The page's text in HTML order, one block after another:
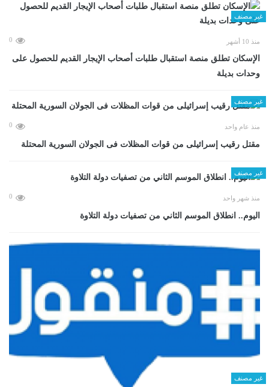
غير مصنف
منذ 10 أشهر 0
الإسكان تطلق منصة استقبال طلبات أصحاب الإيجار القديم للحصول على
وحدات بديلة
غير مصنف
منذ عام واحد 0
مقتل رقيب إسرائيلى من قوات المظلات فى الجولان السورية المحتلة
غير مصنف
منذ شهر واحد 0
اليوم.. انطلاق الموسم الثاني من تصفيات دولة التلاوة
غير مصنف